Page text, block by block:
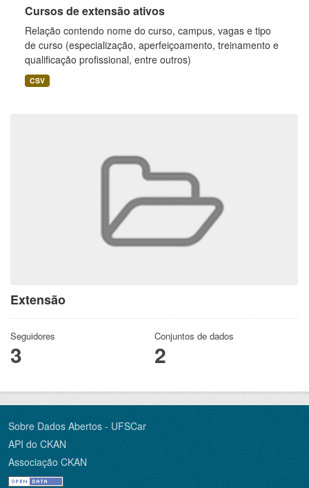
Extensão
Seguidores
3
Conjuntos de dados
2
Cursos de extensão ativos
Relação contendo nome do curso, campus, vagas e tipo
de curso (especialização, aperfeiçoamento, treinamento e
qualificação profissional, entre outros)
CSV
Sobre Dados Abertos - UFSCar
API do CKAN
Associação CKAN